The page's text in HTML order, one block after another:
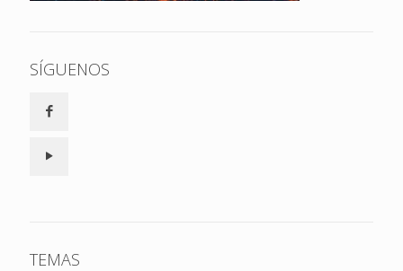
SÍGUENOS
TEMAS